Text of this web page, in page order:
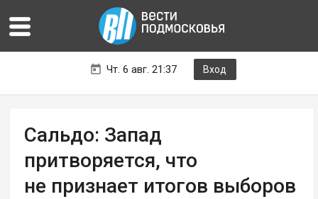
Чт. 6 авг. 21:37 Вход
Сальдо: Запад
притворяется, что
не признает итогов выборов